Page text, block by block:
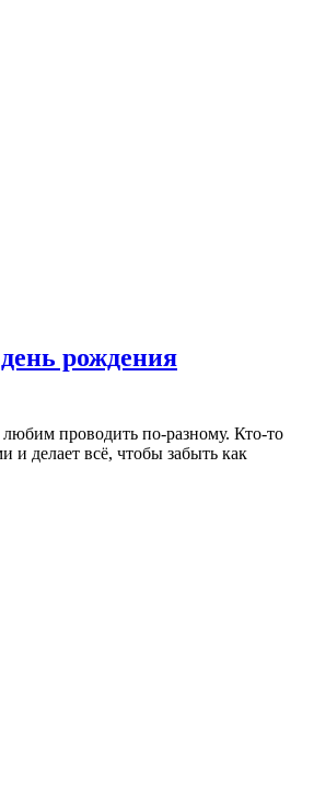
рождения
проводить по-разному. Кто-то
и делает всё, чтобы забыть как